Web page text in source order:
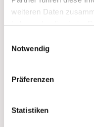
weiteren Daten
Notwendig
Präferenzen
Statistiken